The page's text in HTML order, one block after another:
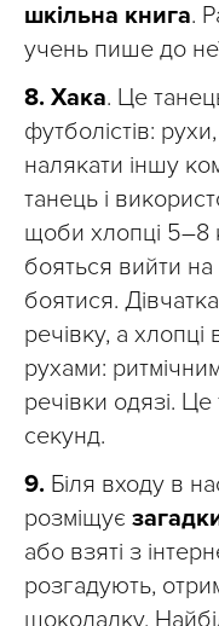
шкільна книга.
учень пише до
8. Хака. Це
футболістів:
налякати іншу
танець і
щоби хлопці 5–8
бояться вийти
боятися.
речівку, а хлопці
рухами:
речівки одязі.
секунд.
9. Біля входу в
розміщує
або взяті з
розгадують,
шоколадку.